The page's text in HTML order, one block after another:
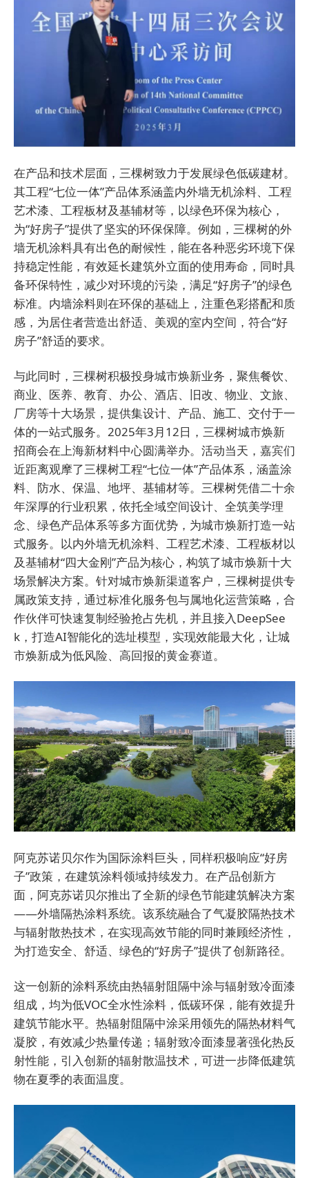
在产品和技术层面，三棵树致力于发展绿色低碳建材。
其工程“七位一体”产品体系涵盖内外墙无机涂料、工程
艺术漆、工程板材及基辅材等，以绿色环保为核心，
为“好房子”提供了坚实的环保保障。例如，三棵树的外
墙无机涂料具有出色的耐候性，能在各种恶劣环境下保
持稳定性能，有效延长建筑外立面的使用寿命，同时具
备环保特性，减少对环境的污染，满足“好房子”的绿色
标准。内墙涂料则在环保的基础上，注重色彩搭配和质
感，为居住者营造出舒适、美观的室内空间，符合“好
房子”舒适的要求。
与此同时，三棵树积极投身城市焕新业务，聚焦餐饮、
商业、医养、教育、办公、酒店、旧改、物业、文旅、
厂房等十大场景，提供集设计、产品、施工、交付于一
体的一站式服务。2025年3月12日，三棵树城市焕新
招商会在上海新材料中心圆满举办。活动当天，嘉宾们
近距离观摩了三棵树工程“七位一体”产品体系，涵盖涂
料、防水、保温、地坪、基辅材等。三棵树凭借二十余
年深厚的行业积累，依托全域空间设计、全筑美学理
念、绿色产品体系等多方面优势，为城市焕新打造一站
式服务。以内外墙无机涂料、工程艺术漆、工程板材以
及基辅材“四大金刚”产品为核心，构筑了城市焕新十大
场景解决方案。针对城市焕新渠道客户，三棵树提供专
属政策支持，通过标准化服务包与属地化运营策略，合
作伙伴可快速复制经验抢占先机，并且接入DeepSee
k，打造AI智能化的选址模型，实现效能最大化，让城
市焕新成为低风险、高回报的黄金赛道。
阿克苏诺贝尔作为国际涂料巨头，同样积极响应“好房
子”政策，在建筑涂料领域持续发力。在产品创新方
面，阿克苏诺贝尔推出了全新的绿色节能建筑解决方案
——外墙隔热涂料系统。该系统融合了气凝胶隔热技术
与辐射散热技术，在实现高效节能的同时兼顾经济性，
为打造安全、舒适、绿色的“好房子”提供了创新路径。
这一创新的涂料系统由热辐射阻隔中涂与辐射致冷面漆
组成，均为低VOC全水性涂料，低碳环保，能有效提升
建筑节能水平。热辐射阻隔中涂采用领先的隔热材料气
凝胶，有效减少热量传递；辐射致冷面漆显著强化热反
射性能，引入创新的辐射散温技术，可进一步降低建筑
物在夏季的表面温度。